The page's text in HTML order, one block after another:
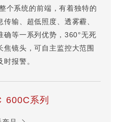
个系统的前端，有着独特的
输、超低照度、透雾霾、
确等一系列优势，360°无死
镜头，可自主监控大范围
报警。
600C系列